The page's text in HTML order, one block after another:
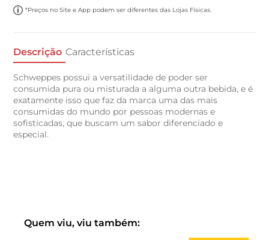
*Preços no Site e App podem ser diferentes das Lojas Físicas.
Descrição Características
Schweppes possui a versatilidade de poder ser
consumida pura ou misturada a alguma outra bebida, e é
exatamente isso que faz da marca uma das mais
consumidas do mundo por pessoas modernas e
sofisticadas, que buscam um sabor diferenciado e
especial.
Quem viu, viu também: